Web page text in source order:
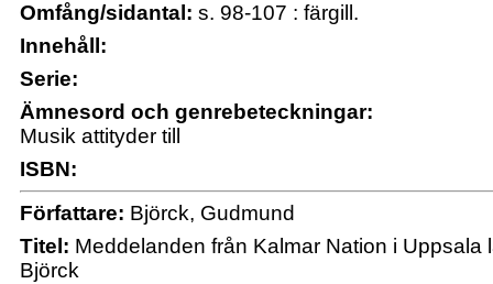
Omfång/sidantal: s. 98-107 : färgill.
Innehåll:
Serie:
Ämnesord och genrebeteckningar:
Musik attityder till
ISBN:
Författare: Björck, Gudmund
Titel: Meddelanden från Kalmar Nation i
Björck